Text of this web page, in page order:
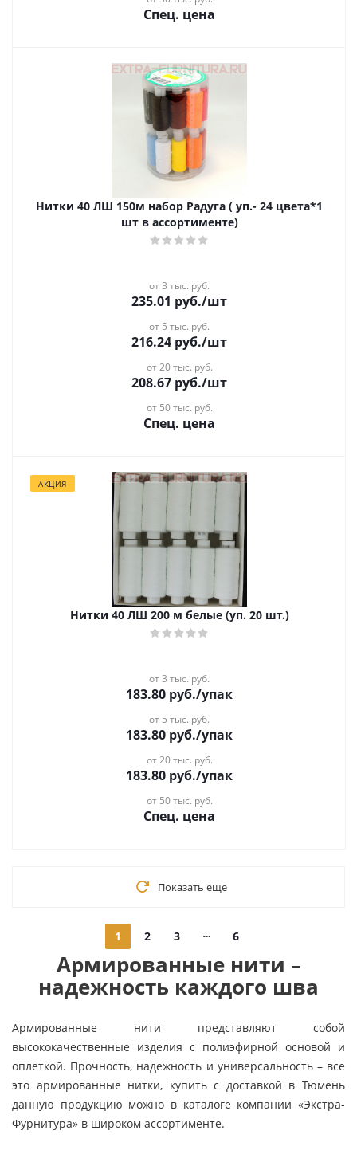
Спец. цена
Нитки 40 ЛШ 150м набор Радуга ( уп.- 24 цвета*1
шт в ассортименте)
от 3 тыс. руб.
235.01 руб./шт
от 5 тыс. руб.
216.24 руб./шт
от 20 тыс. руб.
208.67 руб./шт
от 50 тыс. руб.
Спец. цена
АКЦИЯ
Нитки 40 ЛШ 200 м белые (уп. 20 шт.)
от 3 тыс. руб.
183.80 руб./упак
от 5 тыс. руб.
183.80 руб./упак
от 20 тыс. руб.
183.80 руб./упак
от 50 тыс. руб.
Спец. цена
Показать еще
1 2 3 6
Армированные нити –
надежность каждого шва
Армированные нити представляют собой
высококачественные изделия с полиэфирной основой и
оплеткой. Прочность, надежность и универсальность – все
это армированные нитки, купить с доставкой в Тюмень
данную продукцию можно в каталоге компании «Экстра-
Фурнитура» в широком ассортименте.